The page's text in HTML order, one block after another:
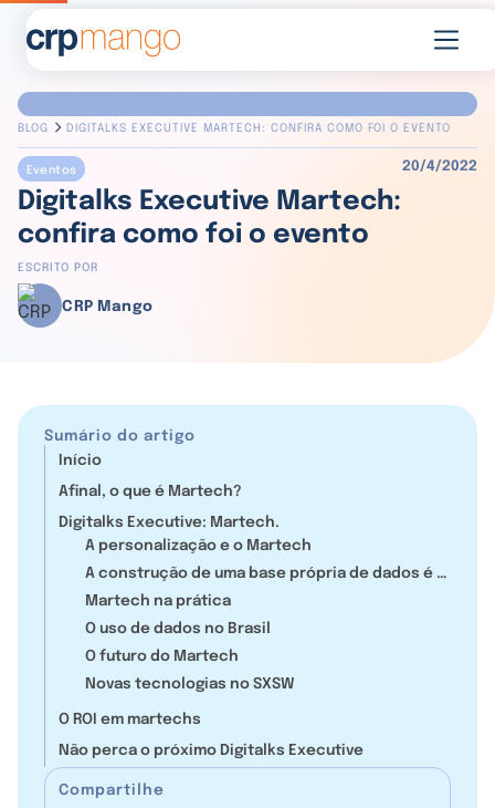
BLOG DIGITALKS EXECUTIVE MARTECH: CONFIRA COMO FOI O EVENTO
Eventos 20/4/2022
Digitalks Executive Martech:
confira como foi o evento
ESCRITO POR
CRP Mango
Sumário do artigo
Início
Afinal, o que é Martech?
Digitalks Executive: Martech.
A personalização e o Martech
A construção de uma base própria de dados é o
futuro
Martech na prática
O uso de dados no Brasil
O futuro do Martech
Novas tecnologias no SXSW
O ROI em martechs
Não perca o próximo Digitalks Executive
Compartilhe